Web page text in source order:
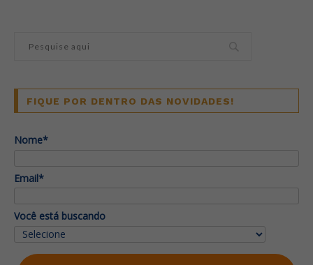
FIQUE POR DENTRO DAS NOVIDADES!
Nome*
Email*
Você está buscando